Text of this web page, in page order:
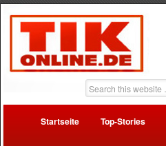
Startseite Top-Stories